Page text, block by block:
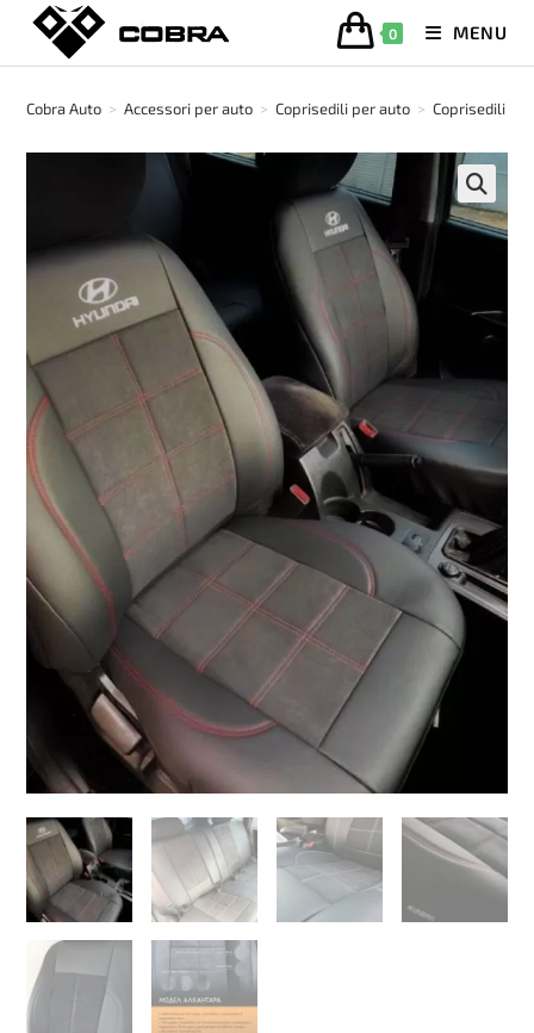
Salta
contenuto
0 MENU
Cobra Auto > Accessori per auto > Coprisedili per auto > Coprisedili in
🔍